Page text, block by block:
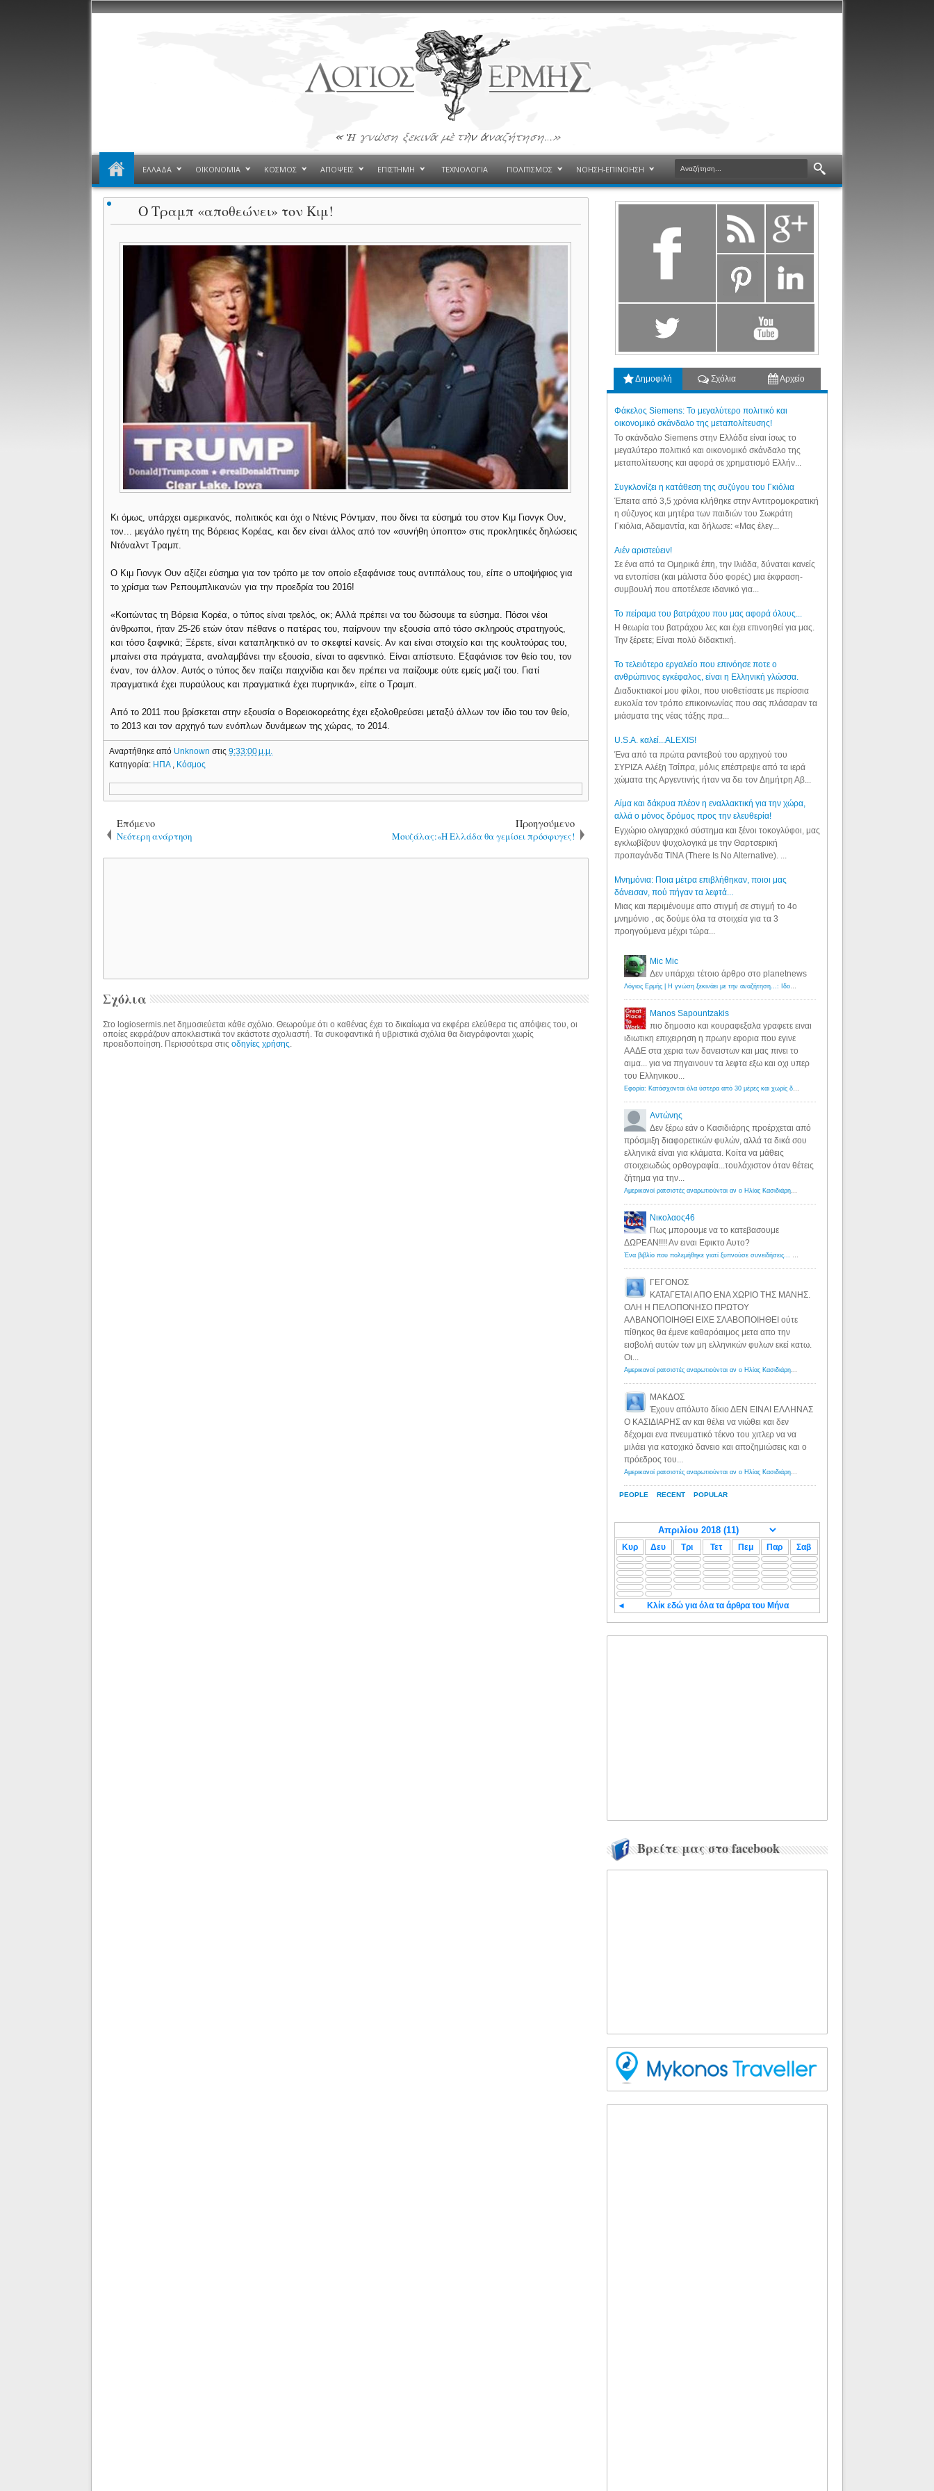
ΕΛΛΑΔΑ ΟΙΚΟΝΟΜΙΑ ΚΟΣΜΟΣ ΑΠΟΨΕΙΣ ΕΠΙΣΤΗΜΗ ΤΕΧΝΟΛΟΓΙΑ ΠΟΛΙΤΙΣΜΟΣ ΝΟΗΣΗ-ΕΠΙΝΟΗΣΗ
Ο Τραμπ «αποθεώνει» τον Κιμ!
Κι όμως, υπάρχει αμερικανός, πολιτικός και όχι ο Ντένις Ρόντμαν, που δίνει τα εύσημά του στον Κιμ Γιονγκ Ουν,
τον... μεγάλο ηγέτη της Βόρειας Κορέας, και δεν είναι άλλος από τον «συνήθη ύποπτο» στις προκλητικές δηλώσεις
Ντόναλντ Τραμπ.
Ο Κιμ Γιονγκ Ουν αξίζει εύσημα για τον τρόπο με τον οποίο εξαφάνισε τους αντιπάλους του, είπε ο υποψήφιος για
το χρίσμα των Ρεπουμπλικανών για την προεδρία του 2016!
«Κοιτώντας τη Βόρεια Κορέα, ο τύπος είναι τρελός, οκ; Αλλά πρέπει να του δώσουμε τα εύσημα. Πόσοι νέοι
άνθρωποι, ήταν 25-26 ετών όταν πέθανε ο πατέρας του, παίρνουν την εξουσία από τόσο σκληρούς στρατηγούς,
και τόσο ξαφνικά; Ξέρετε, είναι καταπληκτικό αν το σκεφτεί κανείς. Αν και είναι στοιχείο και της κουλτούρας του,
μπαίνει στα πράγματα, αναλαμβάνει την εξουσία, είναι το αφεντικό. Είναι απίστευτο. Εξαφάνισε τον θείο του, τον
έναν, τον άλλον. Αυτός ο τύπος δεν παίζει παιχνίδια και δεν πρέπει να παίζουμε ούτε εμείς μαζί του. Γιατί
πραγματικά έχει πυραύλους και πραγματικά έχει πυρηνικά», είπε ο Τραμπ.
Από το 2011 που βρίσκεται στην εξουσία ο Βορειοκορεάτης έχει εξολοθρεύσει μεταξύ άλλων τον ίδιο του τον θείο,
το 2013 και τον αρχηγό των ενόπλων δυνάμεων της χώρας, το 2014.
Αναρτήθηκε από Unknownστις9:33:00 μ.μ.
Κατηγορία: ΗΠΑ , Κόσμος
Επόμενο
Νεότερη ανάρτηση
Προηγούμενο
Μουζάλας:«Η Ελλάδα θα γεμίσει πρόσφυγες!
Σχόλια
Στο logiosermis.net δημοσιεύεται κάθε σχόλιο. Θεωρούμε ότι ο καθένας έχει το δικαίωμα να εκφέρει ελεύθερα τις απόψεις του, οι
οποίες εκφράζουν αποκλειστικά τον εκάστοτε σχολιαστή. Τα συκοφαντικά ή υβριστικά σχόλια θα διαγράφονται χωρίς
προειδοποίηση. Περισσότερα στιςοδηγίες χρήσης.
Δημοφιλή Σχόλια Αρχείο
Φάκελος Siemens: Το μεγαλύτερο πολιτικό και
οικονομικό σκάνδαλο της μεταπολίτευσης!
Το σκάνδαλο Siemens στην Ελλάδα είναι ίσως το
μεγαλύτερο πολιτικό και οικονομικό σκάνδαλο της
μεταπολίτευσης και αφορά σε χρηματισμό Ελλήν...
Συγκλονίζει η κατάθεση της συζύγου του Γκιόλια
Έπειτα από 3,5 χρόνια κλήθηκε στην Αντιτρομοκρατική
η σύζυγος και μητέρα των παιδιών του Σωκράτη
Γκιόλια, Αδαμαντία, και δήλωσε: «Μας έλεγ...
Aιέν αριστεύειν!
Σε ένα από τα Ομηρικά έπη, την Ιλιάδα, δύναται κανείς
να εντοπίσει (και μάλιστα δύο φορές) μια έκφραση-
συμβουλή που αποτέλεσε ιδανικό για...
Το πείραμα του βατράχου που μας αφορά όλους...
Η θεωρία του βατράχου λες και έχει επινοηθεί για μας.
Την ξέρετε; Είναι πολύ διδακτική.
Το τελειότερο εργαλείο που επινόησε ποτε ο
ανθρώπινος εγκέφαλος, είναι η Ελληνική γλώσσα.
Διαδυκτιακοί μου φίλοι, που υιοθετίσατε με περίσσια
ευκολία τον τρόπο επικοινωνίας που σας πλάσαραν τα
μιάσματα της νέας τάξης πρα...
U.S.A. καλεί...ALEXIS!
Ένα από τα πρώτα ραντεβού του αρχηγού του
ΣΥΡΙΖΑ Αλέξη Τσίπρα, μόλις επέστρεψε από τα ιερά
χώματα της Αργεντινής ήταν να δει τον Δημήτρη Αβ...
Αίμα και δάκρυα πλέον η εναλλακτική για την χώρα,
αλλά ο μόνος δρόμος προς την ελευθερία!
Εγχώριο ολιγαρχικό σύστημα και ξένοι τοκογλύφοι, μας
εγκλωβίζουν ψυχολογικά με την Θαρτσερική
προπαγάνδα TINA (There Is No Alternative). ...
Μνημόνια: Ποια μέτρα επιβλήθηκαν, ποιοι μας
δάνεισαν, πού πήγαν τα λεφτά...
Μιας και περιμένουμε απο στιγμή σε στιγμή το 4ο
μνημόνιο , ας δούμε όλα τα στοιχεία για τα 3
προηγούμενα μέχρι τώρα...
PEOPLE RECENT POPULAR
Mic Mic
Δεν υπάρχει τέτοιο άρθρο στο planetnews
Λόγιος Ερμής | Η γνώση ξεκινάει με την αναζήτηση...: Ιδού οι 18 που χρωστούν 11 δις ευρώ!
Manos Sapountzakis
πιο δημοσιο και κουραφεξαλα γραφετε ειναι
ιδιωτικη επιχειρηση η πρωην εφορια που εγινε
ΑΑΔΕ στα χερια των δανειστων και μας πινει το
αιμα... για να πηγαινουν τα λεφτα εξω και οχι υπερ
του Ελληνικου...
Εφορία: Κατάσχονται όλα ύστερα από 30 μέρες και χωρίς δικαστικές αποφάσεις - Λόγιος Ερμής
Αντώνης
Δεν ξέρω εάν ο Κασιδιάρης προέρχεται από
πρόσμιξη διαφορετικών φυλών, αλλά τα δικά σου
ελληνικά είναι για κλάματα. Κοίτα να μάθεις
στοιχειωδώς ορθογραφία...τουλάχιστον όταν θέτεις
ζήτημα για την...
Αμερικανοί ρατσιστές αναρωτιούνται αν ο Ηλίας Κασιδιάρης ανήκει στη λευκή φυλή... - Λόγιος Ερμής
Νικολαος46
Πως μπορουμε να το κατεβασουμε
ΔΩΡΕΑΝ!!!! Αν ειναι Εφικτο Αυτο?
Ένα βιβλίο που πολεμήθηκε γιατί ξυπνούσε συνειδήσεις... - Λόγιος Ερμής | Η γνώση ξεκινάει με την αναζήτηση...
ΓΕΓΟΝΟΣ
ΚΑΤΑΓΕΤΑΙ ΑΠΟ ΕΝΑ ΧΩΡΙΟ ΤΗΣ ΜΑΝΗΣ.
ΟΛΗ Η ΠΕΛΟΠΟΝΗΣΟ ΠΡΩΤΟΥ
ΑΛΒΑΝΟΠΟΙΗΘΕΙ ΕΙΧΕ ΣΛΑΒΟΠΟΙΗΘΕΙ ούτε
πίθηκος θα έμενε καθαρόαιμος μετα απο την
εισβολή αυτών των μη ελληνικών φυλων εκεί κατω.
Οι...
Αμερικανοί ρατσιστές αναρωτιούνται αν ο Ηλίας Κασιδιάρης ανήκει στη λευκή φυλή... - Λόγιος Ερμής
ΜΑΚΔΟΣ
Έχουν απόλυτο δίκιο ΔΕΝ ΕΙΝΑΙ ΕΛΛΗΝΑΣ
Ο ΚΑΣΙΔΙΑΡΗΣ αν και θέλει να νιώθει και δεν
δέχομαι ενα πνευματικό τέκνο του χιτλερ να να
μιλάει για κατοχικό δανειο και αποζημιώσεις και ο
πρόεδρος του...
Αμερικανοί ρατσιστές αναρωτιούνται αν ο Ηλίας Κασιδιάρης ανήκει στη λευκή φυλή... - Λόγιος Ερμής
Κυρ Δευ Τρι Τετ Πεμ Παρ Σαβ
◄ Κλίκ εδώ για όλα τα άρθρα του Μήνα
Βρείτε μας στο facebook